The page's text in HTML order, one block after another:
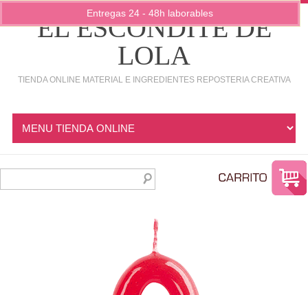
EL ESCONDITE DE
LOLA
TIENDA ONLINE MATERIAL E INGREDIENTES REPOSTERIA CREATIVA
Entregas 24 - 48h laborables